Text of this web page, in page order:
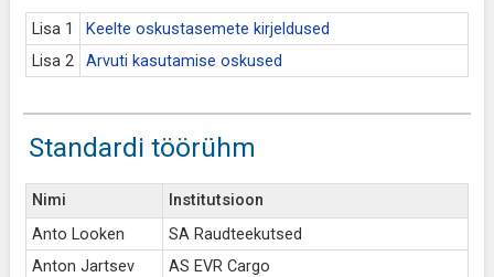
Lisa 1
Keelte oskustasemete kirjeldused
Lisa 2
Arvuti kasutamise oskused
Standardi töörühm
Nimi
Institutsioon
Anto Looken
SA Raudteekutsed
Anton Jartsev
AS EVR Cargo